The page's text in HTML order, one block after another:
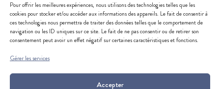
Pour offrir les meilleures expériences, nous utilisons des technologies telles que les
cookies pour stocker et/ou accéder aux informations des appareils. Le fait de consentir à
ces technologies nous permettra de traiter des données telles que le comportement de
navigation ou les ID uniques sur ce site. Le fait de ne pas consentir ou de retirer son
consentement peut avoir un effet négatif sur certaines caractéristiques et fonctions.
Gérer les services
Accepter
57 rue du Docteur Edmond Locard
69005 Lyon
CONTACTEZ-NOUS